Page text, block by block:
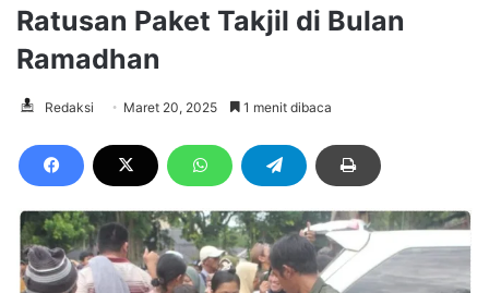
Ratusan Paket Takjil di Bulan
Ramadhan
Redaksi Maret 20, 2025 1 menit dibaca